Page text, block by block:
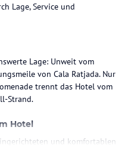
Lage, Service und
Lage: Unweit vom
von Cala Ratjada. Nur
trennt das Hotel vom
Hotel
und komfortablen
ausgerüstet und bieten